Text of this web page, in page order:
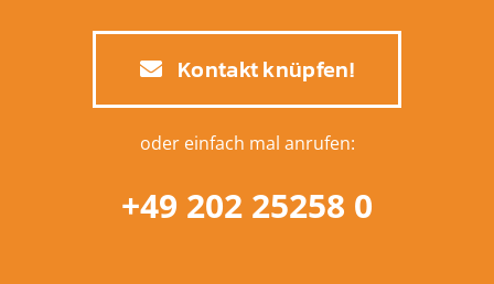
Kontakt knüpfen!
oder einfach mal anrufen:
+49 202 25258 0